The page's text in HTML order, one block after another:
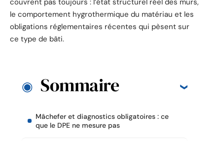
le comportement hygrothermique du matériau et les
obligations réglementaires récentes qui pèsent sur
ce type de bâti.
Sommaire
Mâchefer et diagnostics obligatoires : ce
que le DPE ne mesure pas